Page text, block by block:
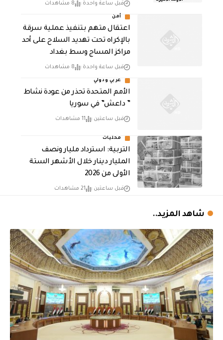
قبل ساعة واحدة 8 مشاهدات
أمن
اعتقال متهم بتنفيذ عملية سرقة
بالإكراه تحت تهديد السلاح على أحد
مراكز المساج وسط بغداد
قبل ساعة واحدة 8 مشاهدات
عربي ودولي
الأمم المتحدة تحذر من عودة نشاط
” داعش” في سوريا
قبل ساعتين 11 مشاهدات
محليات
التربية: استرداد مليار ونصف
المليار دينار خلال الأشهر الستة
الأولى من 2026
قبل ساعتين 21 مشاهدات
شاهد المزيد..